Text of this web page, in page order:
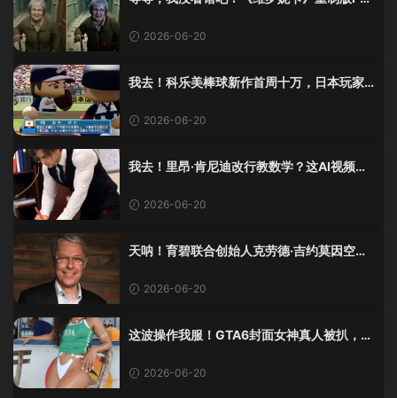
2026-06-20
我去！科乐美棒球新作首周十万，日本玩家
2026-06-20
我去！里昂·肯尼迪改行教数学？这AI视频全
2026-06-20
天呐！育碧联合创始人克劳德·吉约莫因空难
2026-06-20
这波操作我服！GTA6封面女神真人被扒，网
2026-06-20